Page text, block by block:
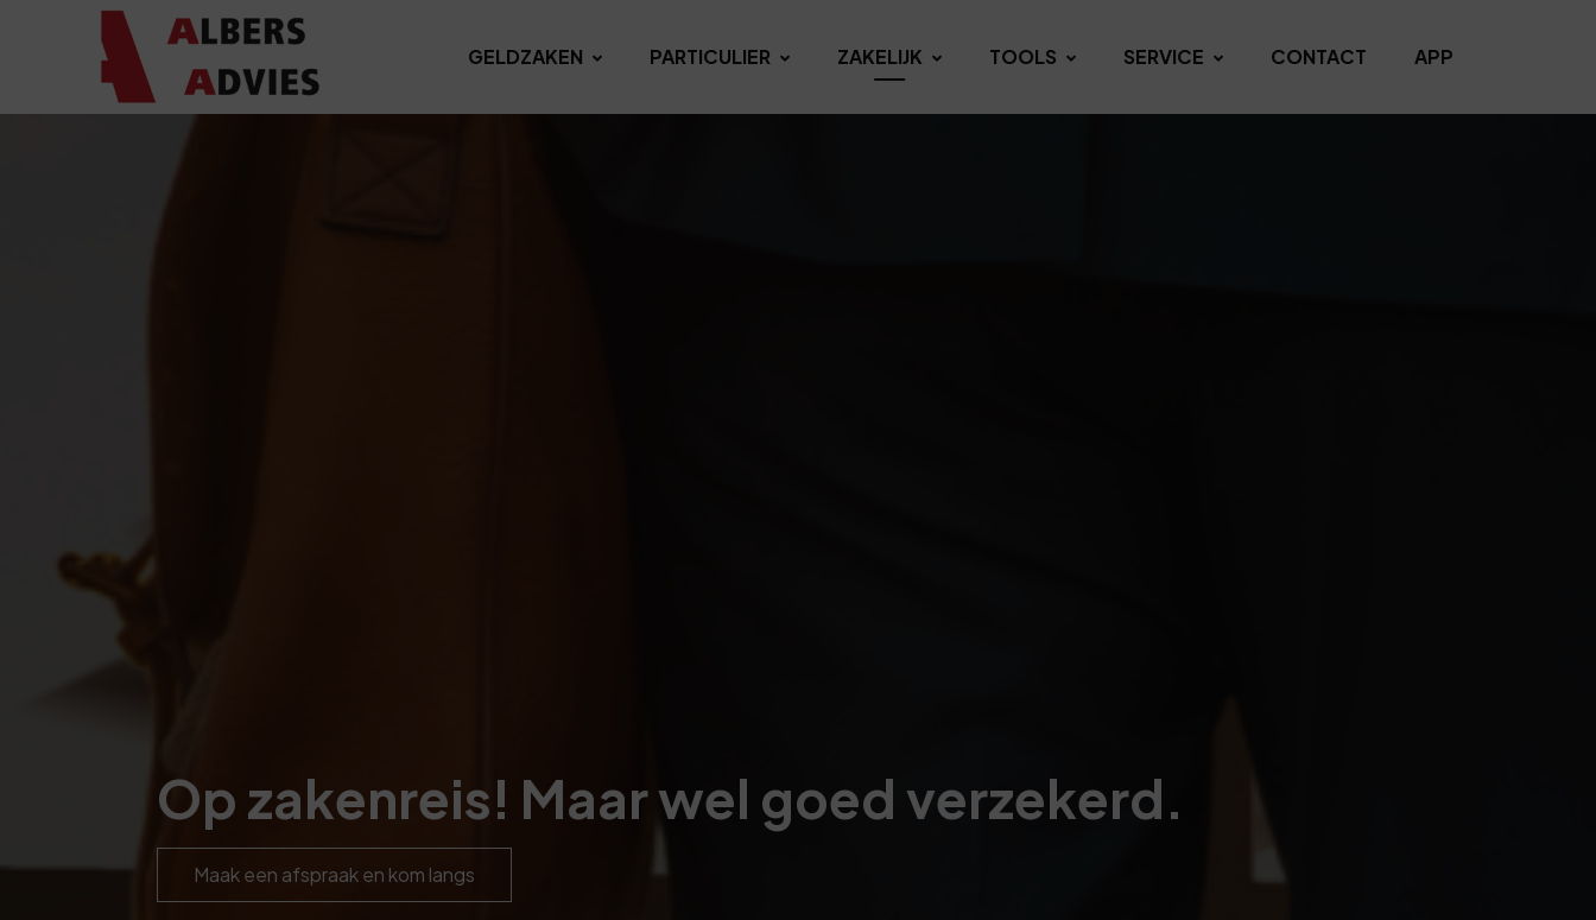
GELDZAKEN PARTICULIER ZAKELIJK TOOLS SERVICE CONTACT APP
Op zakenreis! Maar wel goed verzekerd.
Maak een afspraak en kom langs